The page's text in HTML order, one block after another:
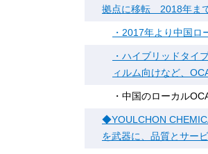
拠点に移転 2018年ま
・2017年より中国
・ハイブリッドタ
ィルム向けなど、
・中国のローカル
◆YOULCHON
を武器に、品質とサー